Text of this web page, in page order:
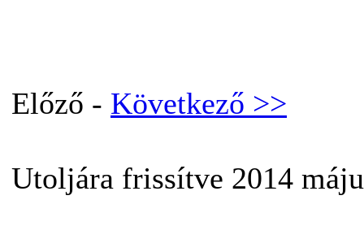
Előző - Következő >>
Utoljára frissítve 2014